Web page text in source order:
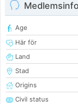
Age
Här för
Land
Stad
Origins
Civil status